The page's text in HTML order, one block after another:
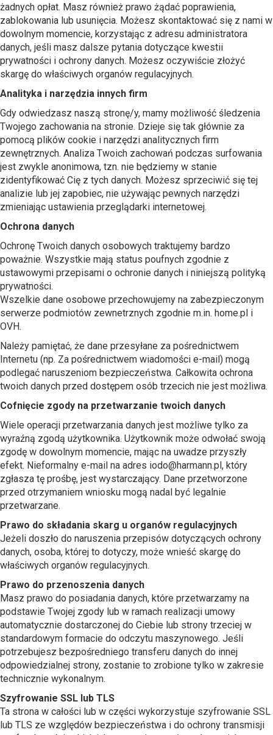
żadnych opłat. Masz również prawo żądać poprawienia,
zablokowania lub usunięcia. Możesz skontaktować się z nami w
dowolnym momencie, korzystając z adresu administratora
danych, jeśli masz dalsze pytania dotyczące kwestii
prywatności i ochrony danych. Możesz oczywiście złożyć
skargę do właściwych organów regulacyjnych.
Analityka i narzędzia innych firm
Gdy odwiedzasz naszą stronę/y, mamy możliwość śledzenia
Twojego zachowania na stronie. Dzieje się tak głównie za
pomocą plików cookie i narzędzi analitycznych firm
zewnętrznych. Analiza Twoich zachowań podczas surfowania
jest zwykle anonimowa, tzn. nie będziemy w stanie
zidentyfikować Cię z tych danych. Możesz sprzeciwić się tej
analizie lub jej zapobiec, nie używając pewnych narzędzi
zmieniając ustawienia przeglądarki internetowej.
Ochrona danych
Ochronę Twoich danych osobowych traktujemy bardzo
poważnie. Wszystkie mają status poufnych zgodnie z
ustawowymi przepisami o ochronie danych i niniejszą polityką
prywatności.
Wszelkie dane osobowe przechowujemy na zabezpieczonym
serwerze podmiotów zewnetrznych zgodnie m.in. home.pl i
OVH.
Należy pamiętać, że dane przesyłane za pośrednictwem
Internetu (np. Za pośrednictwem wiadomości e-mail) mogą
podlegać naruszeniom bezpieczeństwa. Całkowita ochrona
twoich danych przed dostępem osób trzecich nie jest możliwa.
Cofnięcie zgody na przetwarzanie twoich danych
Wiele operacji przetwarzania danych jest możliwe tylko za
wyraźną zgodą użytkownika. Użytkownik może odwołać swoją
zgodę w dowolnym momencie, mając na uwadze przyszły
efekt. Nieformalny e-mail na adres iodo@harmann.pl, który
zgłasza tę prośbę, jest wystarczający. Dane przetworzone
przed otrzymaniem wniosku mogą nadal być legalnie
przetwarzane.
Prawo do składania skarg u organów regulacyjnych
Jeżeli doszło do naruszenia przepisów dotyczących ochrony
danych, osoba, której to dotyczy, może wnieść skargę do
właściwych organów regulacyjnych.
Prawo do przenoszenia danych
Masz prawo do posiadania danych, które przetwarzamy na
podstawie Twojej zgody lub w ramach realizacji umowy
automatycznie dostarczonej do Ciebie lub strony trzeciej w
standardowym formacie do odczytu maszynowego. Jeśli
potrzebujesz bezpośredniego transferu danych do innej
odpowiedzialnej strony, zostanie to zrobione tylko w zakresie
technicznie wykonalnym.
Szyfrowanie SSL lub TLS
Ta strona w całości lub w części wykorzystuje szyfrowanie SSL
lub TLS ze względów bezpieczeństwa i do ochrony transmisji